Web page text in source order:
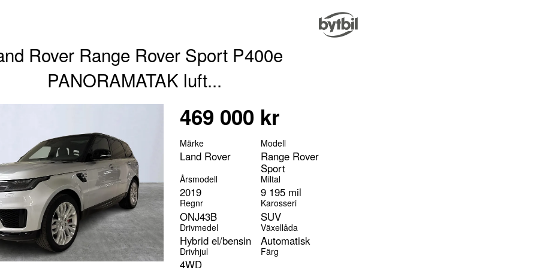
Rover Range Rover Sport P400e
PANORAMATAK luft...
469 000 kr
Märke
Land Rover
Modell
Range Rover
Sport
Årsmodell
2019
Miltal
9 195 mil
Regnr
ONJ43B
Karosseri
SUV
Drivmedel
Hybrid el/bensin
Växellåda
Automatisk
Drivhjul
4WD
Färg